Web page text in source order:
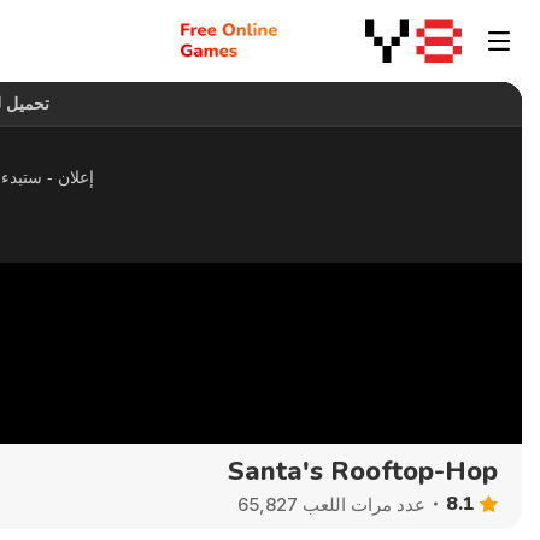
Santa's Rooftop-Hop
8.1 عدد مرات اللعب 65,827